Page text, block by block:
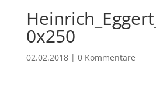
0x250
02.02.2018| 0 Kommentare